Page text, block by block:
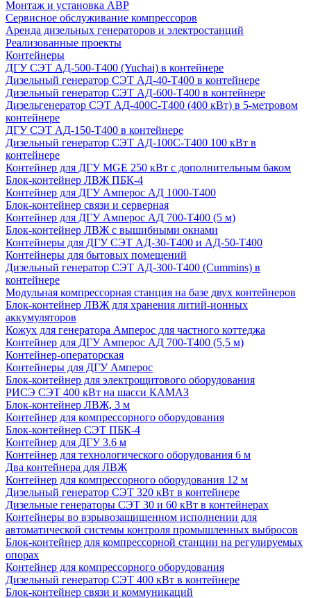
Монтаж и установка АВР
Сервисное обслуживание компрессоров
Аренда дизельных генераторов и электростанций
Реализованные проекты
Контейнеры
ДГУ СЭТ АД-500-Т400 (Yuchai) в контейнере
Дизельный генератор СЭТ АД-40-Т400 в контейнере
Дизельный генератор СЭТ АД-600-Т400 в контейнере
Дизельгенератор СЭТ АД-400С-Т400 (400 кВт) в 5-метровом
контейнере
ДГУ СЭТ АД-150-Т400 в контейнере
Дизельный генератор СЭТ АД-100С-Т400 100 кВт в
контейнере
Контейнер для ДГУ MGE 250 кВт с дополнительным баком
Блок-контейнер ЛВЖ ПБК-4
Контейнер для ДГУ Амперос АД 1000-Т400
Блок-контейнер связи и серверная
Контейнер для ДГУ Амперос АД 700-Т400 (5 м)
Блок-контейнер ЛВЖ с вышибными окнами
Контейнеры для ДГУ СЭТ АД-30-Т400 и АД-50-Т400
Контейнеры для бытовых помещений
Дизельный генератор СЭТ АД-300-Т400 (Cummins) в
контейнере
Модульная компрессорная станция на базе двух контейнеров
Блок-контейнер ЛВЖ для хранения литий-ионных
аккумуляторов
Кожух для генератора Амперос для частного коттеджа
Контейнер для ДГУ Амперос АД 700-Т400 (5,5 м)
Контейнер-операторская
Контейнеры для ДГУ Амперос
Блок-контейнер для электрощитового оборудования
РИСЭ СЭТ 400 кВт на шасси КАМАЗ
Блок-контейнер ЛВЖ, 3 м
Контейнер для компрессорного оборудования
Блок-контейнер СЭТ ПБК-4
Контейнер для ДГУ 3.6 м
Контейнер для технологического оборудования 6 м
Два контейнера для ЛВЖ
Контейнер для компрессорного оборудования 12 м
Дизельный генератор СЭТ 320 кВт в контейнере
Дизельные генераторы СЭТ 30 и 60 кВт в контейнерах
Контейнеры во взрывозащищенном исполнении для
автоматической системы контроля промышленных выбросов
Блок-контейнер для компрессорной станции на регулируемых
опорах
Контейнер для компрессорного оборудования
Дизельный генератор СЭТ 400 кВт в контейнере
Блок-контейнер связи и коммуникаций